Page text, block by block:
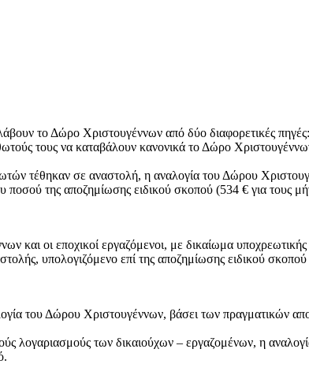
το Δώρο Χριστουγέννων από δύο διαφορετικές πηγές:
τους να καταβάλουν κανονικά το Δώρο
τέθηκαν σε αναστολή, η αναλογία του Δώρου
ποσού της αποζημίωσης ειδικού σκοπού (534 € για τους
και οι εποχικοί εργαζόμενοι, με δικαίωμα
υπολογιζόμενο επί της αποζημίωσης ειδικού σκοπού
του Δώρου Χριστουγέννων, βάσει των πραγματικών
λογαριασμούς των δικαιούχων – εργαζομένων, η